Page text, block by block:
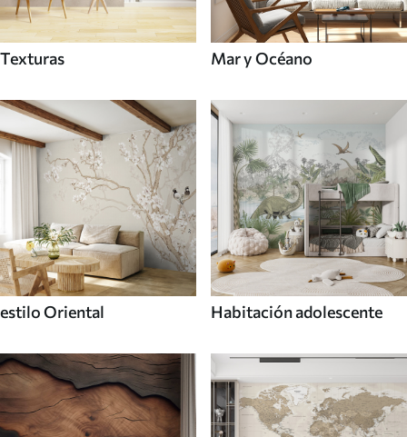
Texturas Mar y Océano
estilo Oriental Habitación adolescente